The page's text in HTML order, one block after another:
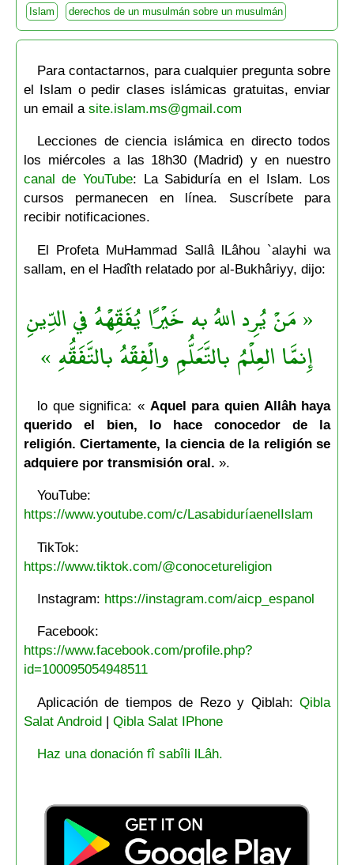
Islam derechos de un musulmán sobre un musulmán
Para contactarnos, para cualquier pregunta sobre
el Islam o pedir clases islámicas gratuitas, enviar
un email a site.islam.ms@gmail.com
Lecciones de ciencia islámica en directo todos
los miércoles a las 18h30 (Madrid) y en nuestro
canal de YouTube: La Sabiduría en el Islam. Los
cursos permanecen en línea. Suscríbete para
recibir notificaciones.
El Profeta MuHammad Sallâ lLâhou `alayhi wa
sallam, en el Hadîth relatado por al-Bukhâriyy, dijo:
« مَنْ يُرِد اللهُ به خَيْرًا يُفَقِّهْهُ في الدِّينِ
إِنمَّا العِلْمُ بالتَّعَلُّمِ والْفِقْهُ بالتَّفَقُّهِ »
lo que significa: « Aquel para quien Allâh haya
querido el bien, lo hace conocedor de la
religión. Ciertamente, la ciencia de la religión se
adquiere por transmisión oral. ».
YouTube:
https://www.youtube.com/c/LasabiduríaenelIslam
TikTok:
https://www.tiktok.com/@conocetureligion
Instagram: https://instagram.com/aicp_espanol
Facebook:
https://www.facebook.com/profile.php?
id=100095054948511
Aplicación de tiempos de Rezo y Qiblah:Qibla
Salat Android| Qibla Salat IPhone
Haz una donación fî sabîli lLâh.